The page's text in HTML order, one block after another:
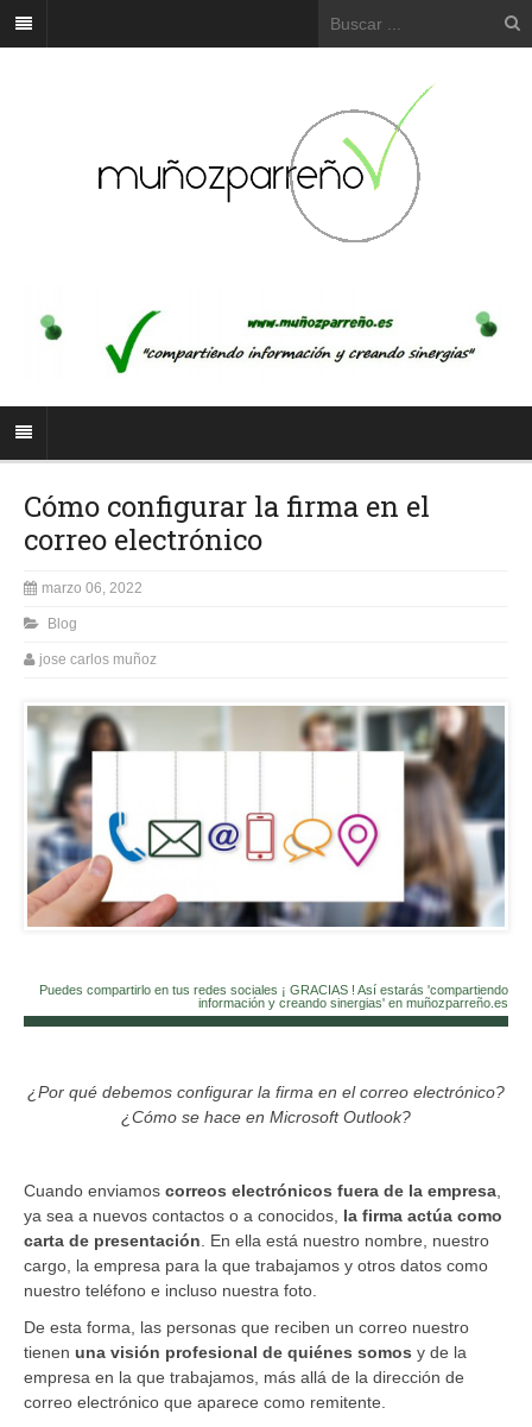
Cómo configurar la firma en el
correo electrónico
marzo 06, 2022
Blog
jose carlos muñoz
Puedes compartirlo en tus redes sociales ¡ GRACIAS ! Así estarás 'compartiendo
información y creando sinergias' en muñozparreño.es
¿Por qué debemos configurar la firma en el correo electrónico?
¿Cómo se hace en Microsoft Outlook?
Cuando enviamos correos electrónicos fuera de la empresa
ya sea a nuevos contactos o a conocidos, la firma actúa como
carta de presentación . En ella está nuestro nombre, nuestro
cargo, la empresa para la que trabajamos y otros datos como
nuestro teléfono e incluso nuestra foto.
De esta forma, las personas que reciben un correo nuestro
tienen una visión profesional de quiénes somos y de la
empresa en la que trabajamos, más allá de la dirección de
correo electrónico que aparece como remitente.